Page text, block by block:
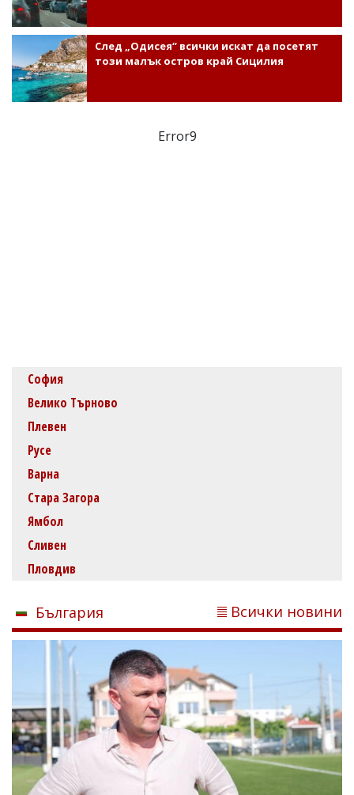
След „Одисея“ всички искат да посетят
този малък остров край Сицилия
Error9
София
Велико Търново
Плевен
Русе
Варна
Стара Загора
Ямбол
Сливен
Пловдив
България Всички новини